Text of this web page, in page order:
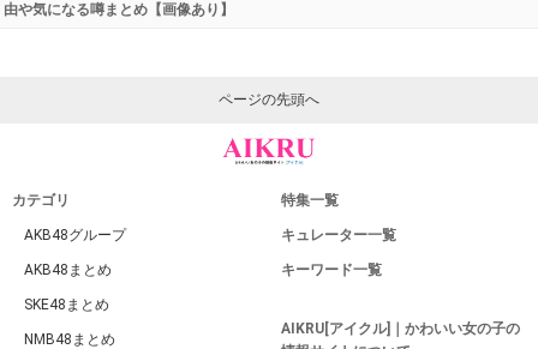
由や気になる噂まとめ【画像あり】
ページの先頭へ
カテゴリ
AKB48グループ
AKB48まとめ
SKE48まとめ
NMB48まとめ
特集一覧
キュレーター一覧
キーワード一覧
AIKRU[アイクル]｜かわいい女の子の